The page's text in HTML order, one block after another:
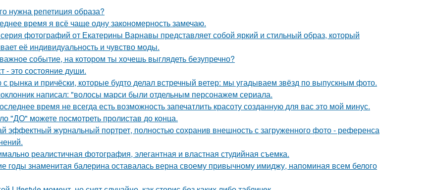
нужна репетиция образа?
время я всё чаще одну закономерность замечаю.
фотографий от Екатерины Варнавы представляет собой яркий и стильный образ, который
её индивидуальность и чувство моды.
событие, на котором ты хочешь выглядеть безупречно?
- это состояние души.
с рынка и причёски, которые будто делал встречный ветер: мы угадываем звёзд по выпускным фото.
написал: "волосы марси были отдельным персонажем сериала.
время не всегда есть возможность запечатлить красоту созданную для вас это мой минус.
"ДО" можете посмотреть пролистав до конца.
эффектный журнальный портрет, полностью сохранив внешность с загруженного фото - референса
реалистичная фотография, элегантная и властная студийная съемка.
годы знаменитая балерина оставалась верна своему привычному имиджу, напоминая всем белого